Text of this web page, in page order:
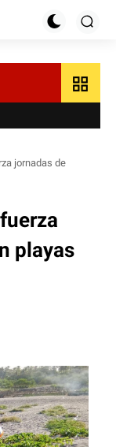
grid_view
jornadas de
playas